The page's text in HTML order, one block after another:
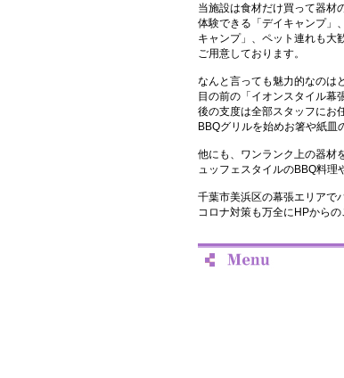
当施設は食材だけ買って器材
体験できる「デイキャンプ」
キャンプ」、ペット連れも大
ご用意しております。
なんと言っても魅力的なのは
目の前の「イオンスタイル幕
後の支度は全部スタッフにお
BBQグリルを始めお箸や紙皿
他にも、ワンランク上の器材
ュッフェスタイルのBBQ料理
千葉市美浜区の幕張エリアで
コロナ対策も万全にHPから